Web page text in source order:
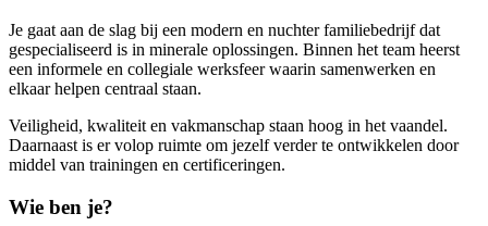
Je gaat aan de slag bij een modern en nuchter familiebedrijf dat
gespecialiseerd is in minerale oplossingen. Binnen het team heerst
een informele en collegiale werksfeer waarin samenwerken en
elkaar helpen centraal staan.
Veiligheid, kwaliteit en vakmanschap staan hoog in het vaandel.
Daarnaast is er volop ruimte om jezelf verder te ontwikkelen door
middel van trainingen en certificeringen.
Wie ben je?